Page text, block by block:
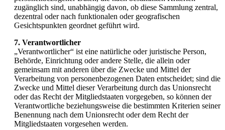
zugänglich sind, unabhängig davon, ob diese Sammlung zentral,
dezentral oder nach funktionalen oder geografischen
Gesichtspunkten geordnet geführt wird.
7. Verantwortlicher
„Verantwortlicher“ ist eine natürliche oder juristische Person,
Behörde, Einrichtung oder andere Stelle, die allein oder
gemeinsam mit anderen über die Zwecke und Mittel der
Verarbeitung von personenbezogenen Daten entscheidet; sind die
Zwecke und Mittel dieser Verarbeitung durch das Unionsrecht
oder das Recht der Mitgliedstaaten vorgegeben, so können der
Verantwortliche beziehungsweise die bestimmten Kriterien seiner
Benennung nach dem Unionsrecht oder dem Recht der
Mitgliedstaaten vorgesehen werden.